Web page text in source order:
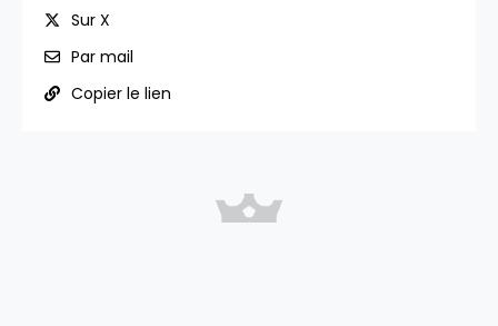
Sur X
Par mail
Copier le lien